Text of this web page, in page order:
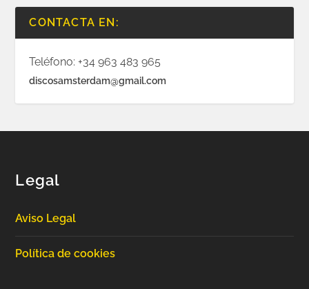
CONTACTA EN:
Teléfono: +34 963 483 965
discosamsterdam@gmail.com
Legal
Aviso Legal
Política de cookies